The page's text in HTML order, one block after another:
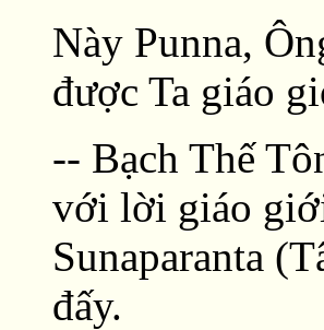
Này Punna,
được Ta giáo
-- Bạch Thế
với lời giáo
Sunaparanta
đấy.